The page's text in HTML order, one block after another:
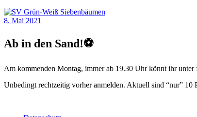
8. Mai 2021
Ab in den Sand!⚽️
Am kommenden Montag, immer ab 19.30 Uhr könnt ihr
Unbedingt rechtzeitig vorher anmelden. Aktuell sind “nur” 10